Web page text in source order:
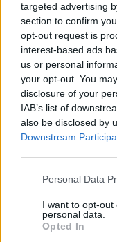
targeted advertising
section to confirm
opt-out request is
interest-based ads
us or personal
your opt-out. You
disclosure of your
IAB’s list of
also be disclosed by
Downstream
Please note that this
not limited to your
grant or deny
use your data for
Personal Data
I want to opt-
personal data.
Opted In
resta una
lifeoffrendo
passeggiare,
creste e
dell’esperienza
AUTORE
Marco
segue
Olimpiadi